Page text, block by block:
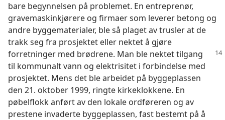
bare begynnelsen på problemet. En entreprenør,
gravemaskinkjørere og firmaer som leverer betong og
andre byggematerialer, ble så plaget av trusler at de
trakk seg fra prosjektet eller nektet å gjøre
forretninger med brødrene. Man ble nektet tilgang
til kommunalt vann og elektrisitet i forbindelse med
prosjektet. Mens det ble arbeidet på byggeplassen
den 21. oktober 1999, ringte kirkeklokkene. En
pøbelflokk anført av den lokale ordføreren og av
prestene invaderte byggeplassen, fast bestemt på å